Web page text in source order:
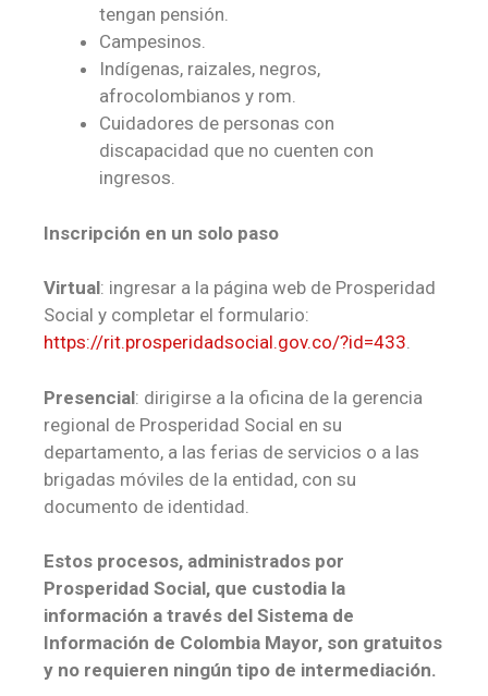
tengan pensión.
Campesinos.
Indígenas, raizales, negros,
afrocolombianos y rom.
Cuidadores de personas con
discapacidad que no cuenten con
ingresos.
Inscripción en un solo paso
Virtual: ingresar a la página web de Prosperidad
Social y completar el formulario:
https://rit.prosperidadsocial.gov.co/?id=433.
Presencial: dirigirse a la oficina de la gerencia
regional de Prosperidad Social en su
departamento, a las ferias de servicios o a las
brigadas móviles de la entidad, con su
documento de identidad.
Estos procesos, administrados por
Prosperidad Social, que custodia la
información a través del Sistema de
Información de Colombia Mayor, son gratuitos
y no requieren ningún tipo de intermediación.